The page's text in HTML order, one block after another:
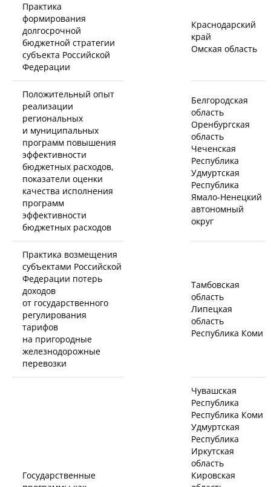
Практика
формирования
долгосрочной
бюджетной стратегии
субъекта Российской
Федерации
Краснодарский
край
Омская область
Положительный опыт
реализации
региональных
и муниципальных
программ повышения
эффективности
бюджетных расходов,
показатели оценки
качества исполнения
программ
эффективности
бюджетных расходов
Белгородская
область
Оренбургская
область
Чеченская
Республика
Удмуртская
Республика
Ямало-Ненецкий
автономный
округ
Практика возмещения
субъектами Российской
Федерации потерь
доходов
от государственного
регулирования
тарифов
на пригородные
железнодорожные
перевозки
Тамбовская
область
Липецкая
область
Республика Коми
Государственные
Чувашская
Республика
Республика Коми
Удмуртская
Республика
Иркутская
область
Кировская